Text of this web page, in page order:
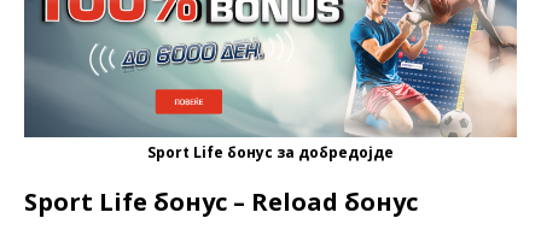
Sport Life бонус за добредојде
Sport Life бонус – Reload бонус